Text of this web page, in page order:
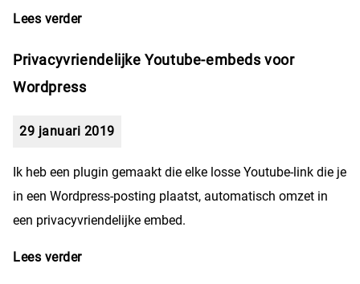
Lees verderover Low Tech Magazine gaat terug naar zijn
Privacyvriendelijke Youtube-embeds voor
Wordpress
29 januari 2019
Ik heb een plugin gemaakt die elke losse Youtube-link die je
in een Wordpress-posting plaatst, automatisch omzet in
een privacyvriendelijke embed.
Lees verderover Privacyvriendelijke Youtube-embeds voor